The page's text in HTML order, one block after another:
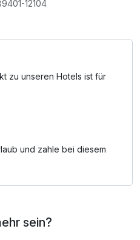
12104
zu unseren Hotels ist für
und zahle bei diesem
sein?